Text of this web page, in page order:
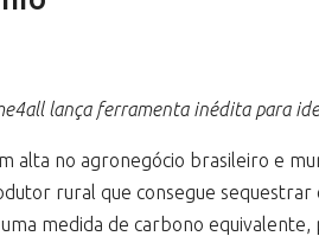
lança ferramenta inédita para
alta no agronegócio brasileiro e
rural que consegue
medida de carbono